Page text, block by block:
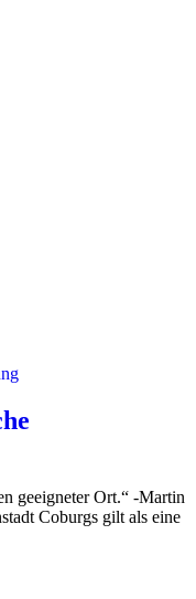
geeigneter Ort.“ -Martin
Coburgs gilt als eine